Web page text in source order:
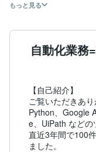
もっと見る
自動化業務
【自己紹介】
ご覧いただきあり
Python、Google
e、UiPath などの
直近3年間で100
ました。